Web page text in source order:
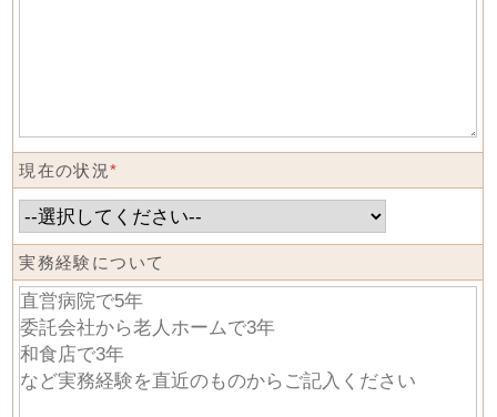
現在の状況*
実務経験について